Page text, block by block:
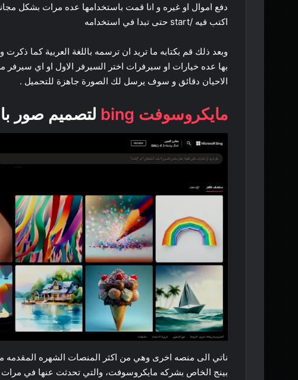
اكتب فيه /start حتى تبدا في استخدامه
وبعد ذلك قم بكتابه ما تريد ان ترسمه باللغة العربية كما
بها عده خيارات او سيرفرات اختر السيرفر الاول او اي
الاحيان دقائق و سوف يرسل لك الصورة جاهزة للتحميل .
مايكروسوفت bing لتصميم صور
ناتي الى منصه اخرى وهي من اكثر المنصات الشهره
بينج الخاص بشركه مايكروسوفت، والتي تحدثت عنها في